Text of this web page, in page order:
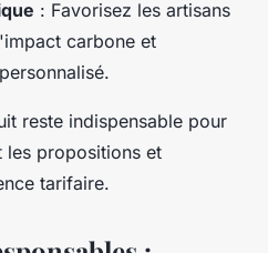
: Favorisez les artisans
carbone et
reste indispensable pour
les propositions et
tarifaire.